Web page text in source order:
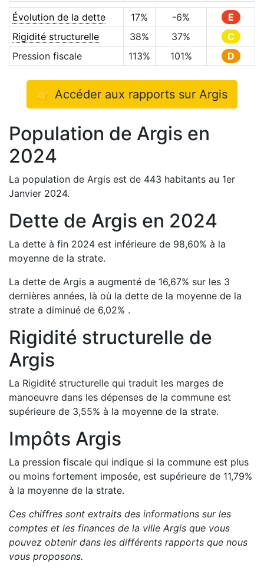
Évolution de la dette 17% -6%
E
Rigidité structurelle
38% 37%
C
Pression fiscale
113% 101% D
👉 Accéder aux rapports sur Argis
Population de Argis en
2024
La population de Argis est de 443 habitants au 1er
Janvier 2024.
Dette de Argis en 2024
La dette à fin 2024 est inférieure de 98,60% à la
moyenne de la strate.
La dette de Argis a augmenté de 16,67% sur les 3
dernières années, là où la dette de la moyenne de la
strate a diminué de 6,02% .
Rigidité structurelle de
Argis
La Rigidité structurelle qui traduit les marges de
manoeuvre dans les dépenses de la commune est
supérieure de 3,55% à la moyenne de la strate.
Impôts Argis
La pression fiscale qui indique si la commune est plus
ou moins fortement imposée, est supérieure de 11,79%
à la moyenne de la strate.
Ces chiffres sont extraits des informations sur les
comptes et les finances de la ville Argis que vous
pouvez obtenir dans les différents rapports que nous
vous proposons.